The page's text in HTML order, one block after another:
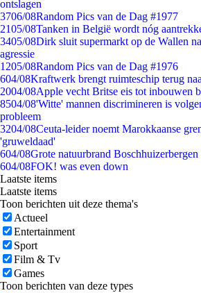
ontslagen
3706/08Random Pics van de Dag #1977
2105/08Tanken in België wordt nóg
3405/08Dirk sluit supermarkt op de Wallen
agressie
1205/08Random Pics van de Dag #1976
604/08Kraftwerk brengt ruimteschip terug
2004/08Apple vecht Britse eis tot inbouwen
8504/08'Witte' mannen discrimineren is
probleem
3204/08Ceuta-leider noemt Marokkaanse
'gruweldaad'
604/08Grote natuurbrand
604/08FOK! was even down
Laatste items
Laatste items
Toon berichten uit deze thema's
Actueel
Entertainment
Sport
Film & Tv
Games
Toon berichten van deze types